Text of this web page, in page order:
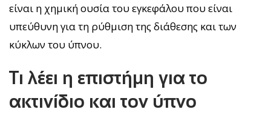
είναι η χημική ουσία του εγκεφάλου που είναι
υπεύθυνη για τη ρύθμιση της διάθεσης και των
κύκλων του ύπνου.
Τι λέει η επιστήμη για το
ακτινίδιο και τον ύπνο